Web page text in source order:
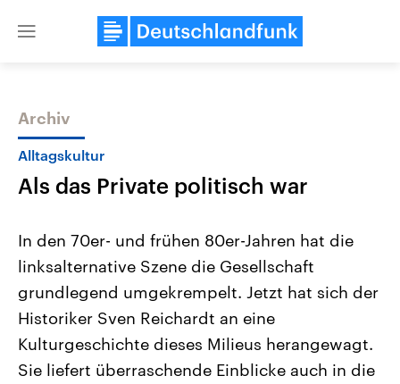
Close
Themen
Landtagswahl Sachsen-Anhalt
2026
Alle Informationen
Sachsen-Anhalt wählt am 6.
September 2026 einen neuen
USA
Aktuelle Beiträge,
Hintergründe
Wirtschaftlich und
gehören die Vereinigten
Archiv
Alltagskultur
Als das Private politisch war
In den 70er- und frühen 80er-Jahren hat die
linksalternative Szene die Gesellschaft
grundlegend umgekrempelt. Jetzt hat sich der
Historiker Sven Reichardt an eine
Kulturgeschichte dieses Milieus herangewagt.
Sie liefert überraschende Einblicke auch in die